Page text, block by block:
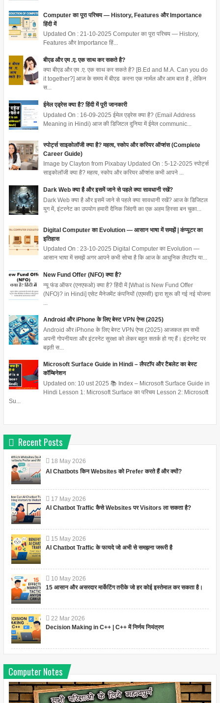
Computer का पूरा परिचय — History, Features और Importance
हिंदी में
Updated On : 21-10-2025 Computer का पूरा परिचय — History,
Features और Importance हिं...
बीएड और एम .ए. एक साथ कर सकते है?
क्या बीएड और एम .ए. एक साथ कर सकते है? [B.Ed and M.A. Can you do
it together?] आज के समय में बीएड करना एक नार्मल और आम बात है , लेकिन
स...
ईमेल एड्रेस क्या है? हिंदी में पूरी जानकारी
Updated On : 16-09-2025 ईमेल एड्रेस क्या है? (Email Address
Meaning in Hindi) आज की डिजिटल दुनिया में ईमेल communic...
स्पोर्ट्स साइकोलॉजी क्या है? महत्व, स्कोप और करियर ऑप्शंस (Complete
Career Guide)
Image by Clayton from Pixabay Updated On : 5-12-2025 स्पोर्ट्स
साइकोलॉजी क्या है? महत्व, स्कोप और करियर ऑप्शंस कभी आपने ...
Dark Web क्या है और इसमें जाने से पहले क्या सावधानी रखें?
Dark Web क्या है और इसमें जाने से पहले क्या सावधानी रखें? आज के डिजिटल
युग में, इंटरनेट का उपयोग हमारी दैनिक जिंदगी का एक अहम हिस्सा बन चुका...
Digital Computer का Evolution — आसान भाषा में समझें | कंप्यूटर का
इतिहास
Updated On : 23-10-2025 Digital Computer का Evolution —
आसान भाषा में समझें अगर आपने कभी सोचा है कि आज के आधुनिक लैपटॉप या...
New Fund Offer (NFO) क्या है?
न्यू फंड ऑफर (एनएफओ) क्या है? हिंदी में [What is New Fund Offer
(NFO)? in Hindi] एसेट मैनेजमेंट कंपनियों (एएमसी) द्वारा शुरू की गई नई योजना
Android और iPhone के लिए बेस्ट VPN ऐप्स (2025)
Android और iPhone के लिए बेस्ट VPN ऐप्स (2025) आजकल हम सभी
अपनी गोपनीयता और इंटरनेट सुरक्षा को लेकर बहुत सतर्क हो गए हैं। इंटरनेट पर
बढ़ती स...
Microsoft Surface Guide in Hindi – लैपटॉप और टैबलेट का बेस्ट
कॉम्बिनेशन
Updated on: 10 ust 2025 📚 Index – Microsoft Surface Guide in
Hindi Lesson 1: Microsoft Surface का परिचय Lesson 2: Microsoft
Su...
Recent Posts
18 May 2026
AI Chatbots किन Websites को Prefer करते हैं और क्यों?
17 May 2026
AI Chatbot Traffic कैसे Websites पर Visitors ला सकता है?
15 May 2026
AI Chatbot Traffic के फायदे जो अभी से समझना जरूरी है
10 May 2026
15 आसान और असरदार मार्केटिंग तरीके जो हर कोई इस्तेमाल कर सकता है।
22 Mar 2026
Decision Making in C++ | C++ में निर्णय नियंत्रण
Computer Notes